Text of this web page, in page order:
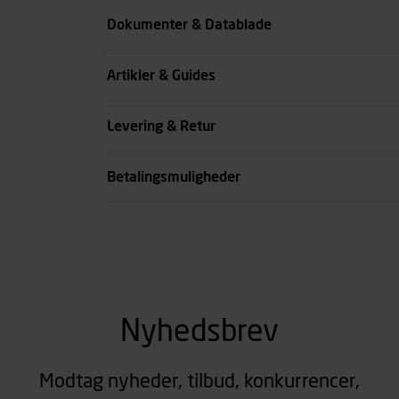
Dokumenter & Datablade
Artikler & Guides
Levering & Retur
Betalingsmuligheder
Nyhedsbrev
Modtag nyheder, tilbud, konkurrencer,